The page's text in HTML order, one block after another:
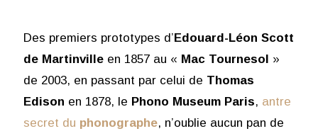
Des premiers prototypes d’Edouard-Léon Scott
de Martinvilleen 1857 au « Mac Tournesol »
de 2003, en passant par celui de Thomas
Edison en 1878, le Phono Museum Paris, antre
secret du phonographe, n’oublie aucun pan de